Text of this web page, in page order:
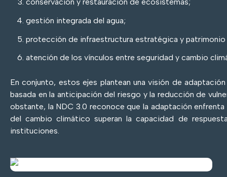
conservación y restauración de ecosistemas;
gestión integrada del agua;
protección de infraestructura estratégica y
atención de los vínculos entre seguridad y cambio
En conjunto, estos ejes plantean una visión de
basada en la anticipación del riesgo y la reducción de
obstante, la NDC 3.0 reconoce que la adaptación
del cambio climático superan la capacidad de
instituciones.